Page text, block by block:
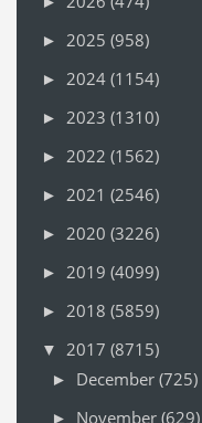
► 2025 (958)
► 2024 (1154)
► 2023 (1310)
► 2022 (1562)
► 2021 (2546)
► 2020 (3226)
► 2019 (4099)
► 2018 (5859)
▼ 2017 (8715)
► December (725)
► November (629)